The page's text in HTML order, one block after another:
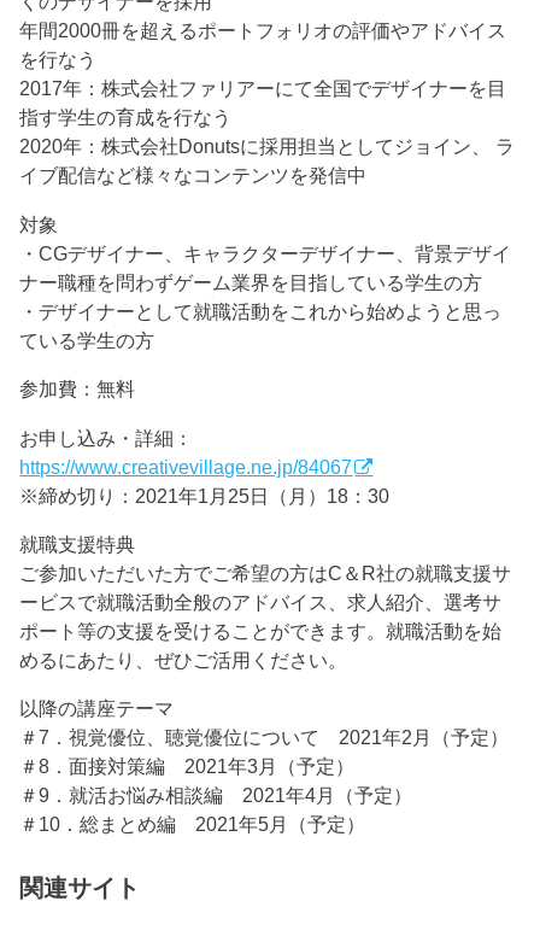
年間2000冊を超えるポートフォリオの評価やアドバイス
を行なう
2017年：株式会社ファリアーにて全国でデザイナーを目
指す学生の育成を行なう
2020年：株式会社Donutsに採用担当としてジョイン、 ラ
イブ配信など様々なコンテンツを発信中
対象
・CGデザイナー、キャラクターデザイナー、背景デザイ
ナー職種を問わずゲーム業界を目指している学生の方
・デザイナーとして就職活動をこれから始めようと思っ
ている学生の方
参加費：無料
お申し込み・詳細：
https://www.creativevillage.ne.jp/84067
※締め切り：2021年1月25日（月）18：30
就職支援特典
ご参加いただいた方でご希望の方はC＆R社の就職支援サ
ービスで就職活動全般のアドバイス、求人紹介、選考サ
ポート等の支援を受けることができます。就職活動を始
めるにあたり、ぜひご活用ください。
以降の講座テーマ
＃7．視覚優位、聴覚優位について 2021年2月（予定）
＃8．面接対策編 2021年3月（予定）
＃9．就活お悩み相談編 2021年4月（予定）
＃10．総まとめ編 2021年5月（予定）
関連サイト